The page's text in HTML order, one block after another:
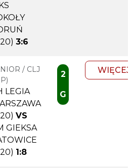
3:6
/ CLJ
LEGIA
VS
GIEKSA
1:8
2
G
WIĘCEJ